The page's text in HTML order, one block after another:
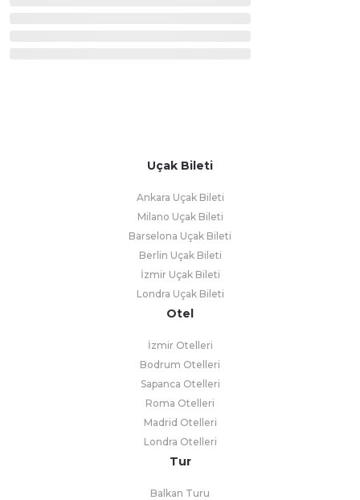
Uçak Bileti
Ankara Uçak Bileti
Milano Uçak Bileti
Barselona Uçak Bileti
Berlin Uçak Bileti
İzmir Uçak Bileti
Londra Uçak Bileti
Otel
İzmir Otelleri
Bodrum Otelleri
Sapanca Otelleri
Roma Otelleri
Madrid Otelleri
Londra Otelleri
Tur
Balkan Turu